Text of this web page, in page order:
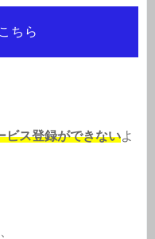
ちら
ビス登録ができないよ